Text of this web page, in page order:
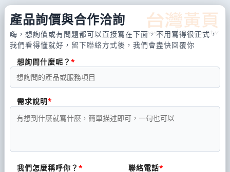
產品詢價與合作洽詢
嗨，想詢價或有問題都可以直接寫在下面，不用寫得很正式，
我們看得懂就好，留下聯絡方式後，我們會盡快回覆你
想詢問什麼呢？
需求說明
我們怎麼稱呼你？ 聯絡電話